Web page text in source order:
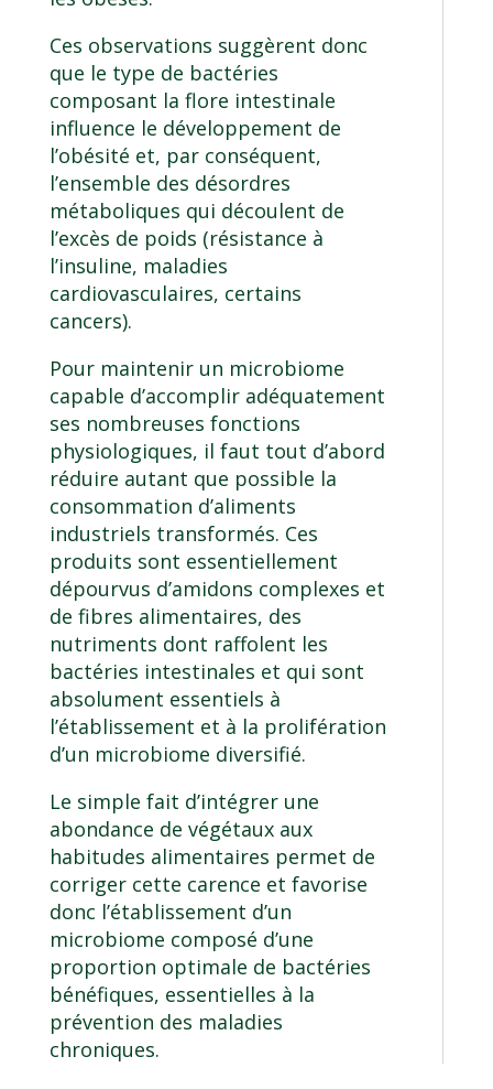
Ces observations suggèrent donc
que le type de bactéries
composant la flore intestinale
influence le développement de
l’obésité et, par conséquent,
l’ensemble des désordres
métaboliques qui découlent de
l’excès de poids (résistance à
l’insuline, maladies
cardiovasculaires, certains
cancers).
Pour maintenir un microbiome
capable d’accomplir adéquatement
ses nombreuses fonctions
physiologiques, il faut tout d’abord
réduire autant que possible la
consommation d’aliments
industriels transformés. Ces
produits sont essentiellement
dépourvus d’amidons complexes et
de fibres alimentaires, des
nutriments dont raffolent les
bactéries intestinales et qui sont
absolument essentiels à
l’établissement et à la prolifération
d’un microbiome diversifié.
Le simple fait d’intégrer une
abondance de végétaux aux
habitudes alimentaires permet de
corriger cette carence et favorise
donc l’établissement d’un
microbiome composé d’une
proportion optimale de bactéries
bénéfiques, essentielles à la
prévention des maladies
chroniques.